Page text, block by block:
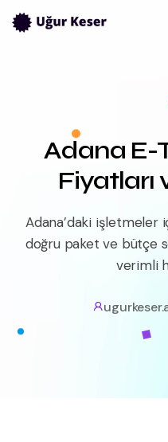
Skip
Adana E-
Fiyatları
Adana’daki
doğru paket ve bütçe
verimli